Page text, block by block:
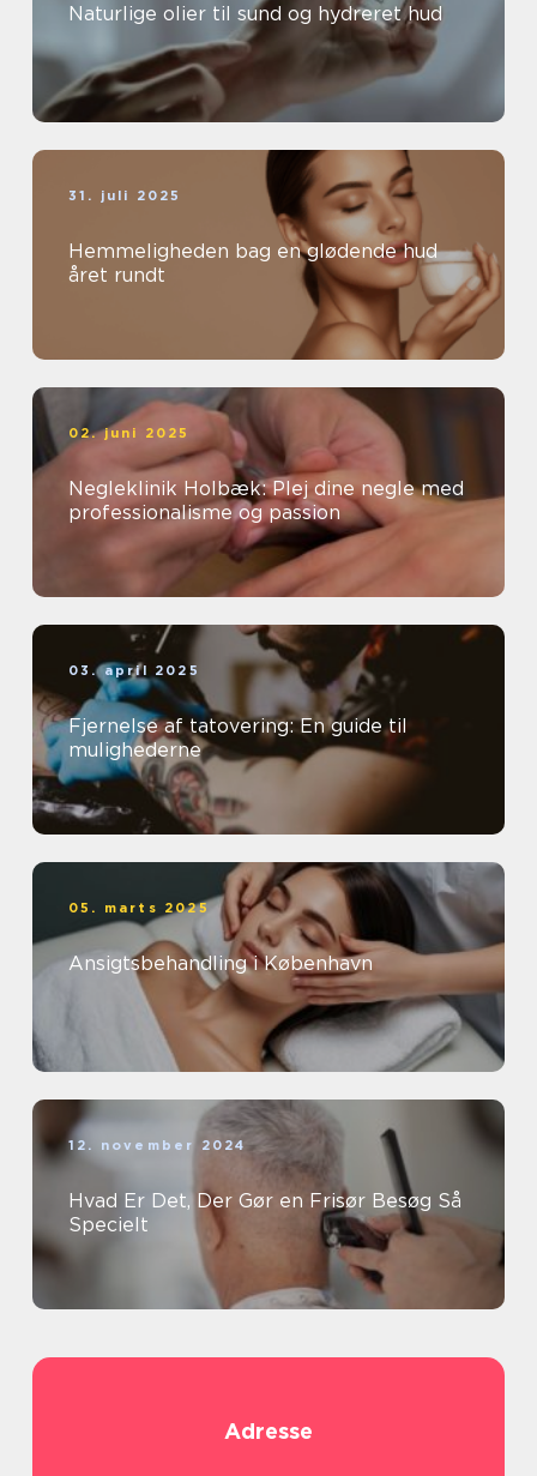
Naturlige olier til sund og hydreret hud
31. juli 2025
Hemmeligheden bag en glødende hud
året rundt
02. juni 2025
Negleklinik Holbæk: Plej dine negle med
professionalisme og passion
03. april 2025
Fjernelse af tatovering: En guide til
mulighederne
05. marts 2025
Ansigtsbehandling i København
12. november 2024
Hvad Er Det, Der Gør en Frisør Besøg Så
Specielt
Adresse